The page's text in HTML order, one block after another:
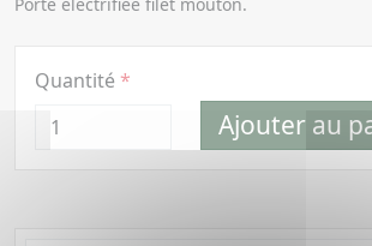
Quantité
Ajouter au